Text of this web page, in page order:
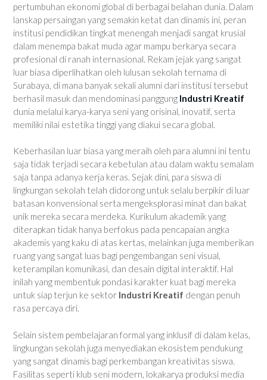
pertumbuhan ekonomi global di berbagai belahan dunia. Dalam
lanskap persaingan yang semakin ketat dan dinamis ini, peran
institusi pendidikan tingkat menengah menjadi sangat krusial
dalam menempa bakat muda agar mampu berkarya secara
profesional di ranah internasional. Rekam jejak yang sangat
luar biasa diperlihatkan oleh lulusan sekolah ternama di
Surabaya, di mana banyak sekali alumni dari institusi tersebut
berhasil masuk dan mendominasi panggung Industri Kreatif
dunia melalui karya-karya seni yang orisinal, inovatif, serta
memiliki nilai estetika tinggi yang diakui secara global.
Keberhasilan luar biasa yang meraih oleh para alumni ini tentu
saja tidak terjadi secara kebetulan atau dalam waktu semalam
saja tanpa adanya kerja keras. Sejak dini, para siswa di
lingkungan sekolah telah didorong untuk selalu berpikir di luar
batasan konvensional serta mengeksplorasi minat dan bakat
unik mereka secara merdeka. Kurikulum akademik yang
diterapkan tidak hanya berfokus pada pencapaian angka
akademis yang kaku di atas kertas, melainkan juga memberikan
ruang yang sangat luas bagi pengembangan seni visual,
keterampilan komunikasi, dan desain digital interaktif. Hal
inilah yang membentuk pondasi karakter kuat bagi mereka
untuk siap terjun ke sektor Industri Kreatif dengan penuh
rasa percaya diri.
Selain sistem pembelajaran formal yang inklusif di dalam kelas,
lingkungan sekolah juga menyediakan ekosistem pendukung
yang sangat dinamis bagi perkembangan kreativitas siswa.
Fasilitas seperti klub seni modern, lokakarya produksi media